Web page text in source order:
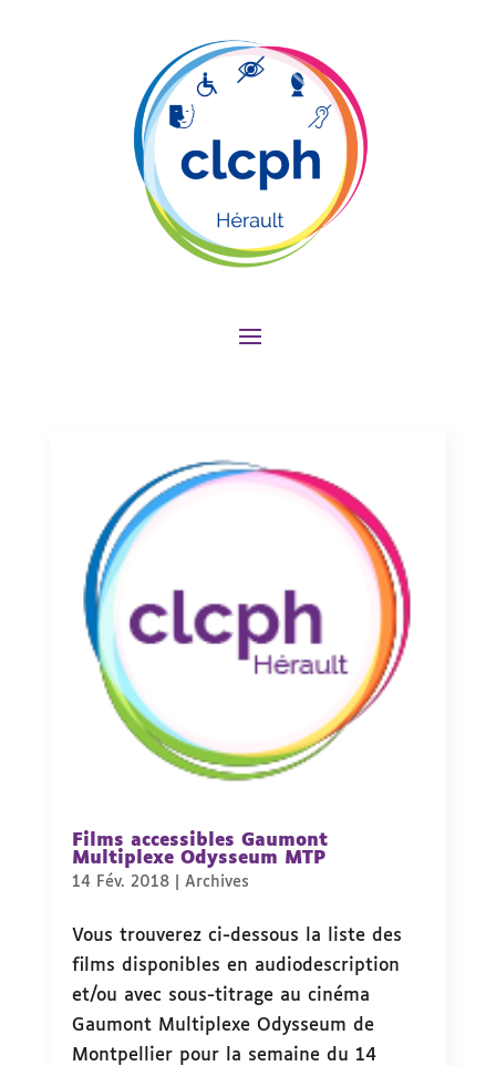
Films accessibles Gaumont
Multiplexe Odysseum MTP
14 Fév. 2018| Archives
Vous trouverez ci-dessous la liste des
films disponibles en audiodescription
et/ou avec sous-titrage au cinéma
Gaumont Multiplexe Odysseum de
Montpellier pour la semaine du 14